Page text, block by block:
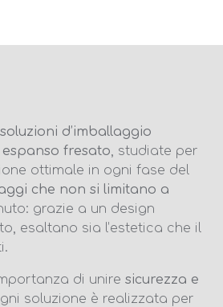
soluzioni d’imballaggio
fresato, studiate per
ottimale in ogni fase del
che non si limitano a
grazie a un design
esaltano sia l’estetica che il
di unire sicurezza e
soluzione è realizzata per